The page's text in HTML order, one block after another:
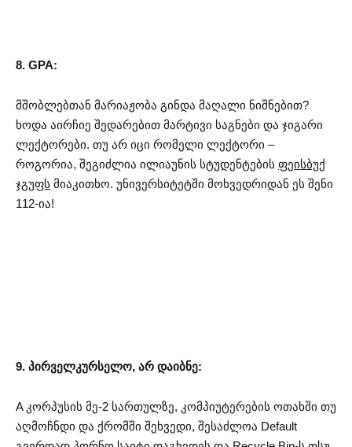
8. GPA:
მშობლებთან მარიაჟობა გინდა მაღალი ნიშნებით?
ხოდა აირჩიე შედარებით მარტივი საგნები და ჯიგარი
ლექტორები. თუ არ იცი რომელი ლექტორი –
როგორია, შეგიძლია ილიაუნის სტუდენტების ფეისბუქ
ჯგუფს მიაკითხო. უნივერსიტეტში მოხვედრიდან ეს შენი
112-ია!
9. პირველკურსელო, არ დაიბნე:
A კორპუსის მე-2 სართულზე, კომპიუტერების ოთახში თუ
აღმოჩნდი და ქრომში შეხვედი, შესაძლოა Default